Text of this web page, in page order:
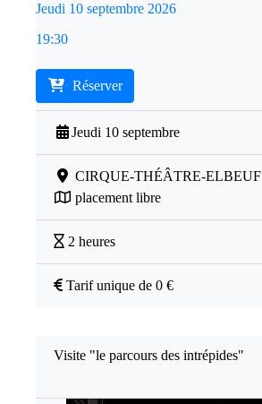
Jeudi 10 septembre 2026
19:30
Réserver
Jeudi 10 septembre
CIRQUE-THÉÂTRE-ELBEUF
placement libre
2 heures
Tarif unique de 0 €
Visite "le parcours des intrépides"